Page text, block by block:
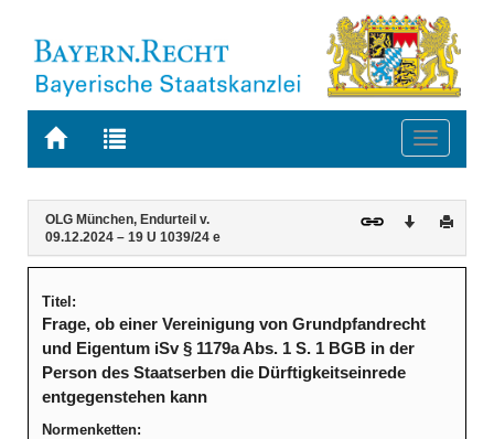
Zur
BAYERN.RECHT
Zur
letzten
Suche
Toggle
Navigation
Inhalt
OLG München, Endurteil v.
09.12.2024 – 19 U 1039/24 e
Download
Titel:
Frage, ob einer Vereinigung von Grundpfandrecht
und Eigentum iSv § 1179a Abs. 1 S. 1 BGB in der
Person des Staatserben die Dürftigkeitseinrede
entgegenstehen kann
Normenketten: